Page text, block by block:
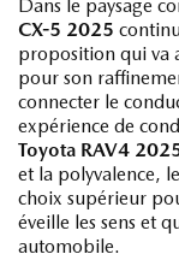
Dans le paysage
CX-5 2025
proposition qui va
pour son
connecter le
expérience de
Toyota RAV4
et la polyvalence,
choix supérieur
éveille les sens et
automobile.